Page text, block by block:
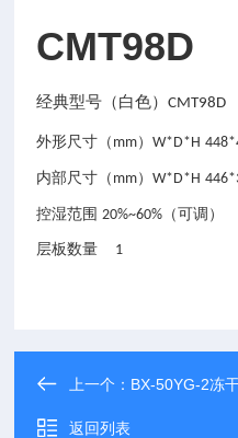
CMT98D
经典型号（白色）CMT98D
外形尺寸（ mm）W*D*H
内部尺寸（ mm）W*D*H
控湿范围 20%~60% （可调）
层板数量 1
上一个： BX-50YG-2冻
返回列表